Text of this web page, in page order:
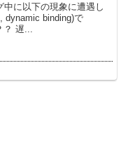
に以下の現象に遭遇し
CreateInstanceで固まる（フリーズ） ？？？ 遅...